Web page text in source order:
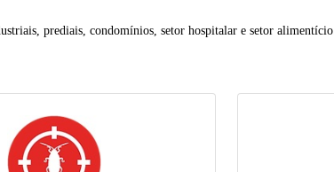
prediais, condomínios, setor hospitalar e setor alimentício.